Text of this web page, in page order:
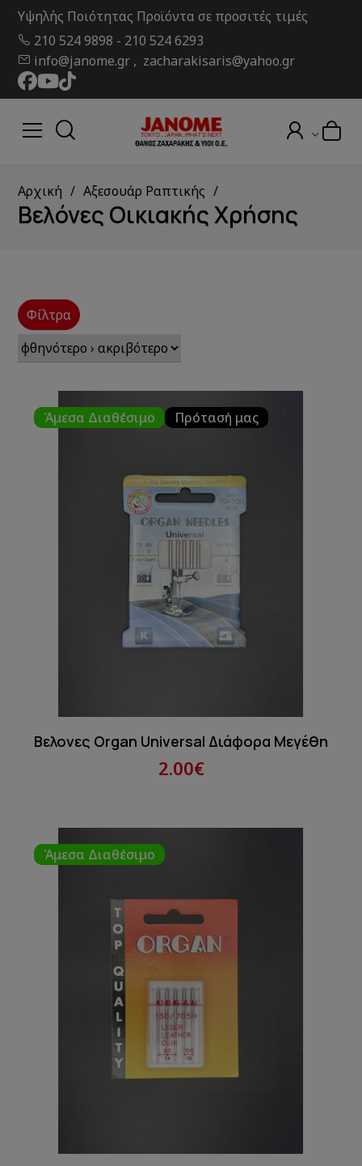
Υψηλής Ποιότητας Προϊόντα σε προσιτές τιμές
210 524 9898 - 210 524 6293
info@janome.gr , zacharakisaris@yahoo.gr
Αρχική Αξεσουάρ Ραπτικής
Βελόνες Οικιακής Χρήσης
Φίλτρα
Άμεσα Διαθέσιμο Πρότασή μας
Βελονες Organ Universal Διάφορα Μεγέθη
2.00€
Άμεσα Διαθέσιμο